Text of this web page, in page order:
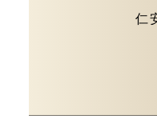
仁